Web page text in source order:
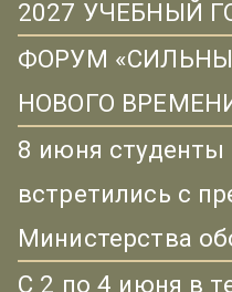
2027 УЧЕБНЫЙ
ФОРУМ
НОВОГО
8 июня студенты
встретились с
Министерства
С 2 по 4 июня в